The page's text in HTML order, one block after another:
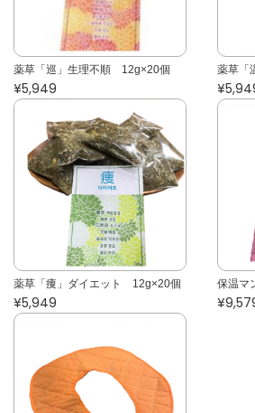
薬草「巡」生理不順 12g×20個
¥5,949
薬草「
薬草「痩」ダイエット 12g×20個
¥5,949
保温マ